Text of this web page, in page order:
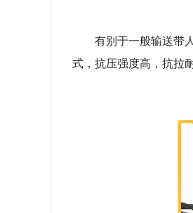
有别于一般输送带
式，抗压强度高，抗拉